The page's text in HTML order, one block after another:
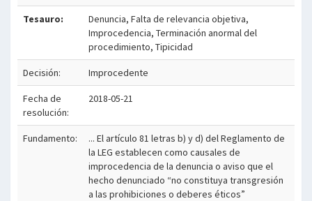
Tesauro:
Denuncia, Falta de relevancia objetiva,
Improcedencia, Terminación anormal del
procedimiento, Tipicidad
Decisión: Improcedente
Fecha de
resolución:
2018-05-21
Fundamento:
... El artículo 81 letras b) y d) del Reglamento de
la LEG establecen como causales de
improcedencia de la denuncia o aviso que el
hecho denunciado “no constituya transgresión
a las prohibiciones o deberes éticos”